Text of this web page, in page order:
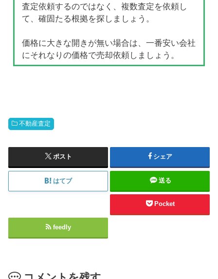
査定依頼するのではなく、複数査定を依頼し
て、確固たる根拠を探しましょう。
価格に大きな開きが無い場合は、一番安い会社
にそれなりの価格で売却依頼しましょう。
不動産査定
ポスト シェア
はてブ 送る
Pocket
feedly